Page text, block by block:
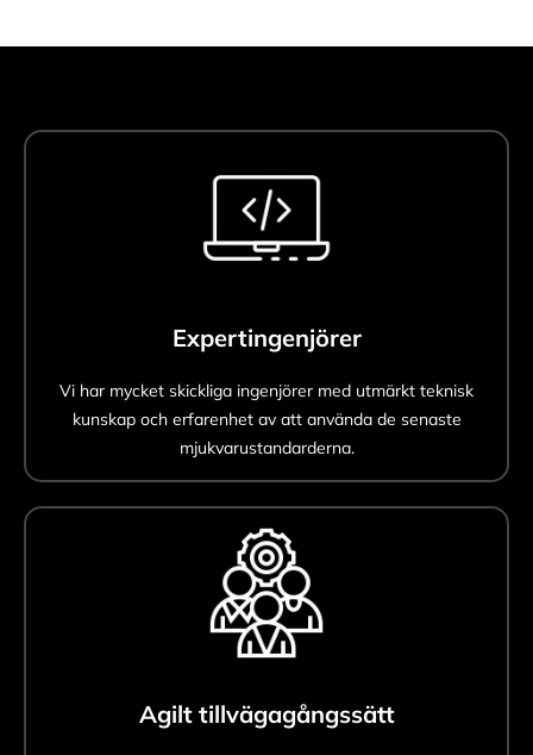
Expertingenjörer
Vi har mycket skickliga ingenjörer med utmärkt teknisk
kunskap och erfarenhet av att använda de senaste
mjukvarustandarderna.
Agilt tillvägagångssätt